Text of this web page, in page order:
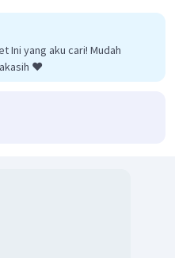
Ini yang aku cari! Mudah
❤️